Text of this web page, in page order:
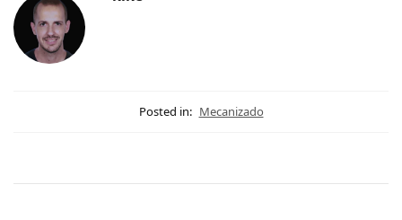
Posted in: Mecanizado